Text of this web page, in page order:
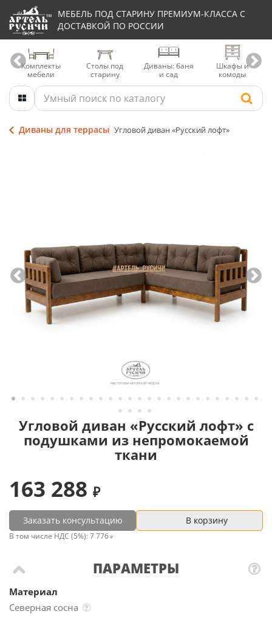
МЕБЕЛЬ ПОД СТАРИНУ ПРЕМИУМ-КЛАССА С
ДОСТАВКОЙ ПО РОССИИ
Комплекты
мебели
Столы под
старину
Диваны: баня
и сад
Шкафы и
комоды
Диваны для террасы Угловой диван «Русский лофт»
Угловой диван «Русский лофт» с
подушками из непромокаемой
ткани
ПАРАМЕТРЫ
Материал
Северная сосна
163 288
Заказать консультацию В корзину
В том числе НДС (5%): 7 776